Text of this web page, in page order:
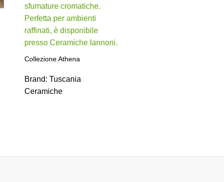
Collezione Athena
Brand: Tuscania
Ceramiche